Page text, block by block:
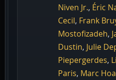
Niven Jr., Éric
Cecil, Frank
Mostofizadeh,
Dustin, Julie
Piepergerdes,
Paris, Marc